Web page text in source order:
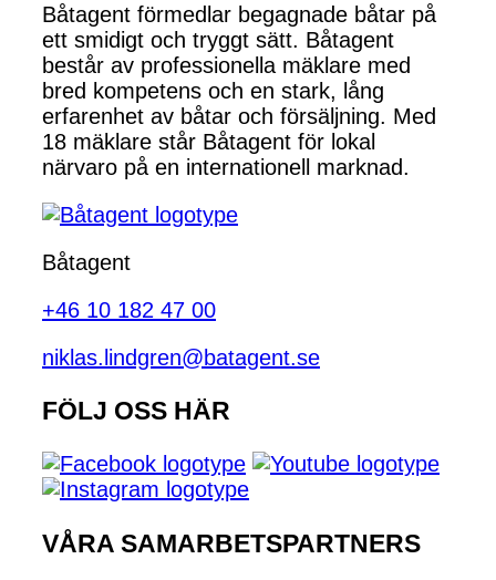
Båtagent förmedlar begagnade båtar på
ett smidigt och tryggt sätt. Båtagent
består av professionella mäklare med
bred kompetens och en stark, lång
erfarenhet av båtar och försäljning. Med
18 mäklare står Båtagent för lokal
närvaro på en internationell marknad.
Båtagent
+46 10 182 47 00
niklas.lindgren@batagent.se
FÖLJ OSS HÄR
VÅRA SAMARBETSPARTNERS